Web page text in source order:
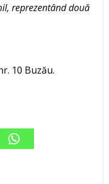
reprezentând două
10 Buzău.